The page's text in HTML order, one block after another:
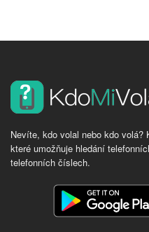
Nevíte, kdo volal nebo kdo volá?
které umožňuje hledání
telefonních číslech.